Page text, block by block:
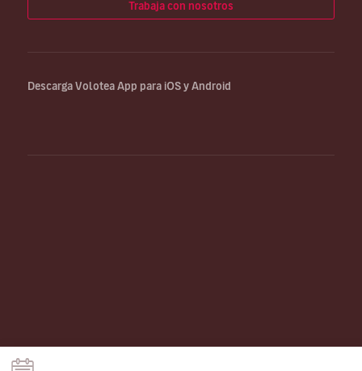
Trabaja con nosotros
Descarga Volotea App para iOS y Android